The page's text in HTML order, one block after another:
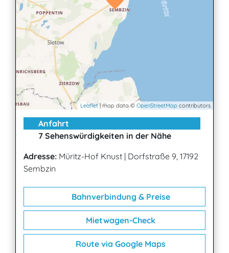
Leaflet| map data © OpenStreetMap contributors
Anfahrt
7 Sehenswürdigkeiten in der Nähe
Adresse: Müritz-Hof Knust | Dorfstraße 9, 17192
Sembzin
Bahnverbindung & Preise
Mietwagen-Check
Route via Google Maps